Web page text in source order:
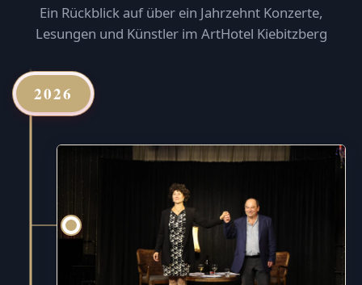
Ein Rückblick auf über ein Jahrzehnt Konzerte,
Lesungen und Künstler im ArtHotel Kiebitzberg
2026